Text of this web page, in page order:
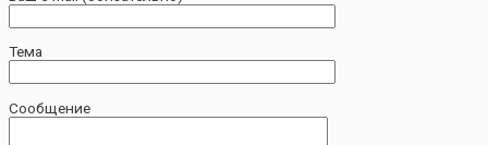
Тема
Сообщение